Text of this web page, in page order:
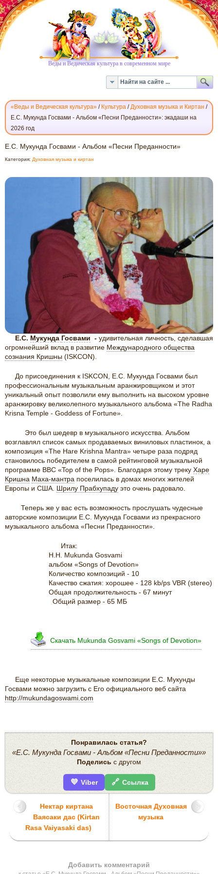
Веды и Ведическая культура в современном мире
«Веды и Ведическая культура» / Культура /Духовная музыка и Киртан /
Е.С. Мукунда Госвами - Альбом «Песни Преданности»: экадаши на
2026 год
Е.С.
МУКУНДА
-
АЛЬБОМ
Е.С. Мукунда Госвами - Альбом «Песни Преданности»
Категория: Духовная музыка и киртан
Е.С. Мукунда Госвами - удивительная личность, сделавшая
огромнейший вклад в развитие Международного общества
сознания Кришны (ISKCON).
До присоединения к ISKCON, Е.С. Мукунда Госвами был
профессиональным музыкальным аранжировщиком и этот
уникальный опыт позволили ему выполнить на высоком уровне
аранжировку великолепного музыкального альбома «The Radha
Krisna Temple - Goddess of Fortune».
Это был шедевр в музыкального искусства. Альбом
возглавлял список самых продаваемых виниловых пластинок, а
композиция «The Hare Krishna Mantra» четыре раза подряд
становилось победителем в самой рейтинговой музыкальной
программе BBC «Top of the Pops». Благодаря этому треку Харе
Кришна Маха-мантра поселилась в домах многих жителей
Европы и США. Шрилу Прабхупаду это очень радовало.
Теперь же у вас есть возможность прослушать чудесные
авторские композиции Е.С. Мукунда Госвами из прекрасного
музыкального альбома «Песни Преданности».
Итак:
Н.Н. Mukunda Gosvami
альбом «Songs of Devotion»
Количество композиций - 10
Качество сжатия: хорошее - 128 kb/ps VBR (stereo)
Общая продолжительность - 67 минут
Общий размер - 65 MБ
Скачать Mukunda Gosvami «Songs of Devotion»
Еще некоторые музыкальные композиции Е.С. Мукунды
Госвами можно загрузить с Его официального веб сайта
http://mukundagoswami.com
Понравилась статья?
«Е.С. Мукунда Госвами - Альбом «Песни Преданности»»
Поделись с другом
💜 Viber 🔗 Ссылка
Нектар киртана
Ваясаки дас (Kirtan
Rasa Vaiyasaki das)
Восточная Духовная
музыка
Добавить комментарий